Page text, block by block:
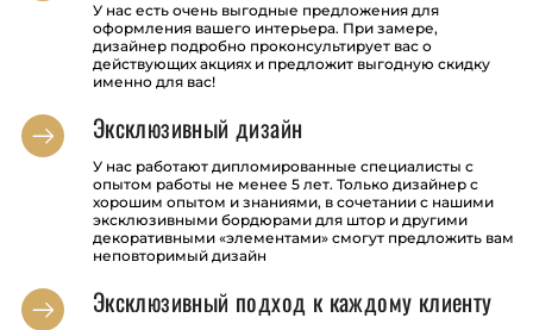
У нас есть очень выгодные предложения для
оформления вашего интерьера. При замере,
дизайнер подробно проконсультирует вас о
действующих акциях и предложит выгодную скидку
именно для вас!
Эксклюзивный дизайн
У нас работают дипломированные специалисты с
опытом работы не менее 5 лет. Только дизайнер с
хорошим опытом и знаниями, в сочетании с нашими
эксклюзивными бордюрами для штор и другими
декоративными «элементами» смогут предложить вам
неповторимый дизайн
Эксклюзивный подход к каждому клиенту